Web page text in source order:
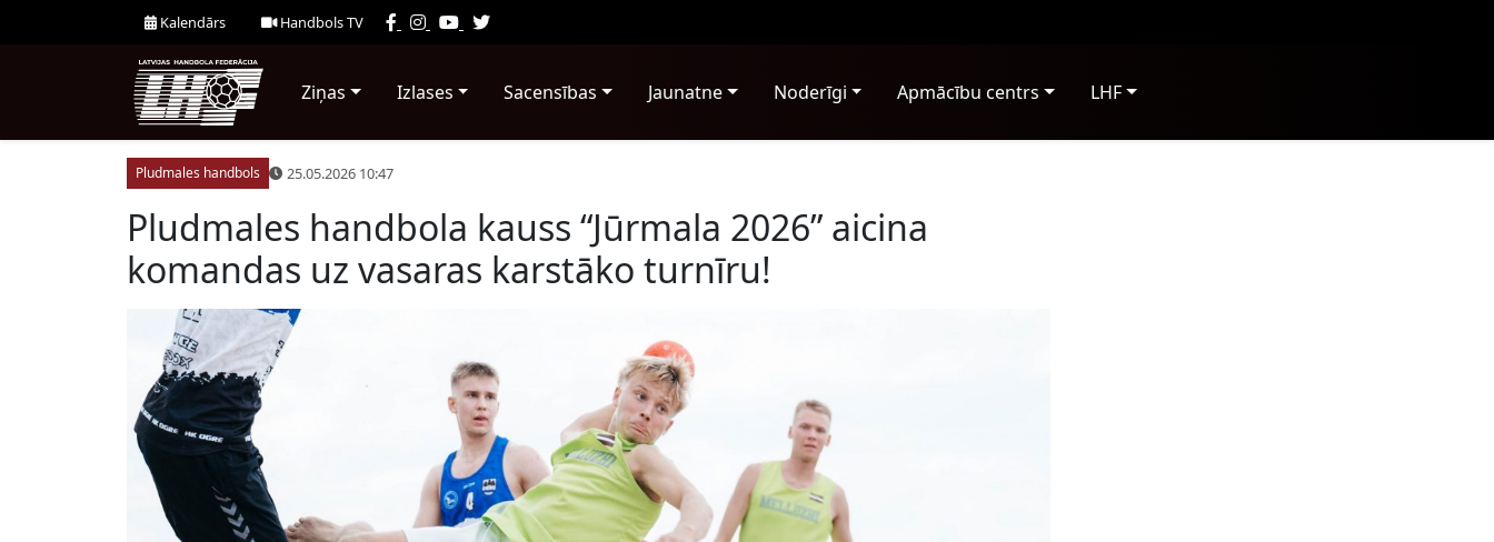
Kalendārs Handbols TV
Ziņas Izlases Sacensības Jaunatne Noderīgi Apmācību centrs LHF
Pludmales handbols 25.05.2026 10:47
Pludmales handbola kauss “Jūrmala 2026” aicina
komandas uz vasaras karstāko turnīru!